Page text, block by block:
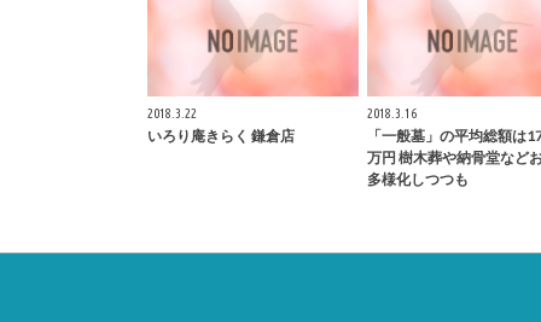
2018.3.22
いろり庵きらく 鎌倉店
2018.3.16
「一般墓」の平均総額は
万円 樹木葬や納骨堂など
多様化しつつも